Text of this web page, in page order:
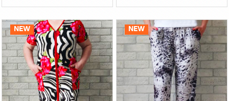
холодок
малиновый в
цветы
оранжевый в
ракушки
NEW NEW